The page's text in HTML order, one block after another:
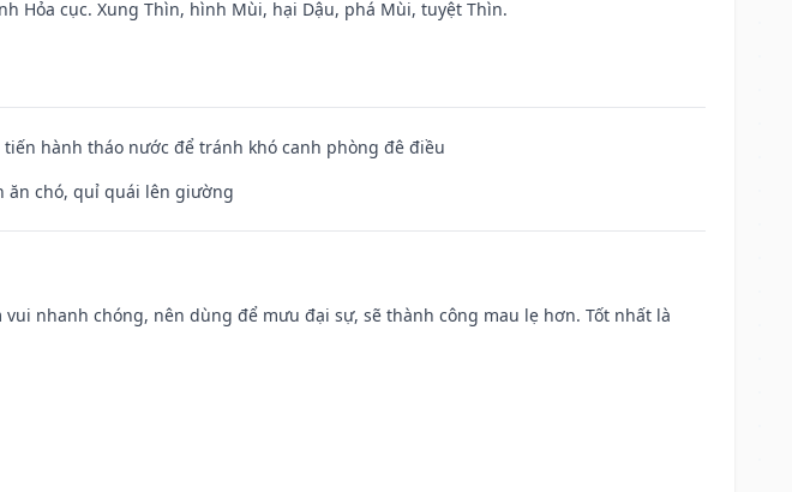
Hỏa cục. Xung Thìn, hình Mùi, hại Dậu, phá Mùi, tuyệt Thìn.
hành tháo nước để tránh khó canh phòng đê điều
ăn chó, quỉ quái lên giường
nhanh chóng, nên dùng để mưu đại sự, sẽ thành công mau lẹ hơn. Tốt nhất là